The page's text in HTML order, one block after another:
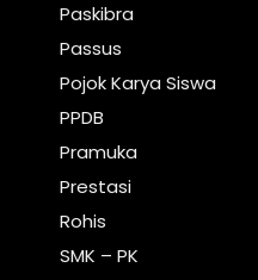
Paskibra
Passus
Pojok Karya Siswa
PPDB
Pramuka
Prestasi
Rohis
SMK – PK